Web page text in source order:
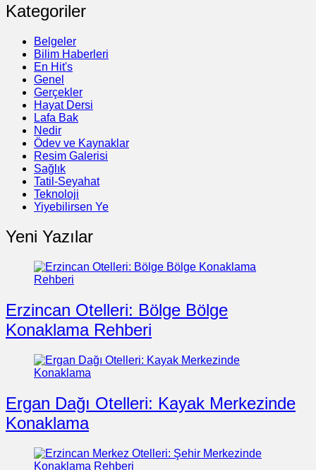
Kategoriler
Belgeler
Bilim Haberleri
En Hit's
Genel
Gerçekler
Hayat Dersi
Lafa Bak
Nedir
Ödev ve Kaynaklar
Resim Galerisi
Sağlık
Tatil-Seyahat
Teknoloji
Yiyebilirsen Ye
Yeni Yazılar
Erzincan Otelleri: Bölge Bölge
Konaklama Rehberi
Ergan Dağı Otelleri: Kayak Merkezinde
Konaklama